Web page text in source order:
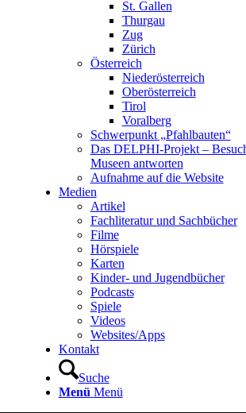
St. Gallen
Thurgau
Zug
Zürich
Österreich
Niederösterreich
Oberösterreich
Tirol
Voralberg
Schwerpunkt „Pfahlbauten“
Das DELPHI-Projekt –
Museen antworten
Aufnahme auf die Website
Medien
Artikel
Fachliteratur und Sachbücher
Filme
Hörspiele
Karten
Kinder- und Jugendbücher
Podcasts
Spiele
Videos
Websites/Apps
Kontakt
Suche
Menü Menü